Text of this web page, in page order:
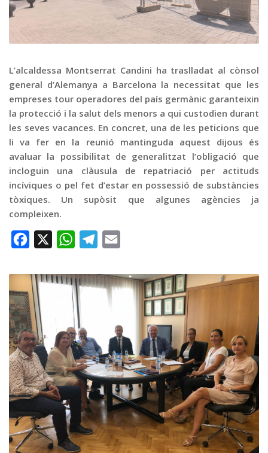
Publicitat
Contacte
L’alcaldessa Montserrat Candini ha traslladat al cònsol
general d’Alemanya a Barcelona la necessitat que les
empreses tour operadores del país germànic garanteixin
la protecció i la salut dels menors a qui custodien durant
les seves vacances. En concret, una de les peticions que
li va fer en la reunió mantinguda aquest dijous és
avaluar la possibilitat de generalitzat l’obligació que
incloguin una clàusula de repatriació per actituds
incíviques o pel fet d’estar en possessió de substàncies
tòxiques. Un supòsit que algunes agències ja
compleixen.
Facebook WhatsAppTelegram